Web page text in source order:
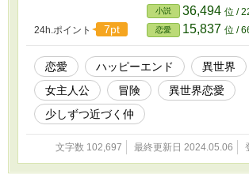
に懐かれてお礼をするのだとついてきた。 元皇女
の末に幸せを掴み取れるのか。 いや、絶対にハッ
てみせるのだ。 「私は絶対に幸せになります」 後
世直し旅と呼ばれることになる、世直しのつもり
の物語が始まる。
24h.ポイント 7pt
小説 36,494 位 /
恋愛 15,837 位 /
恋愛 ハッピーエンド 異世界
女主人公
冒険
異世界恋愛
少しずつ近づく仲
文字数 102,697 最終更新日 2024.05.06